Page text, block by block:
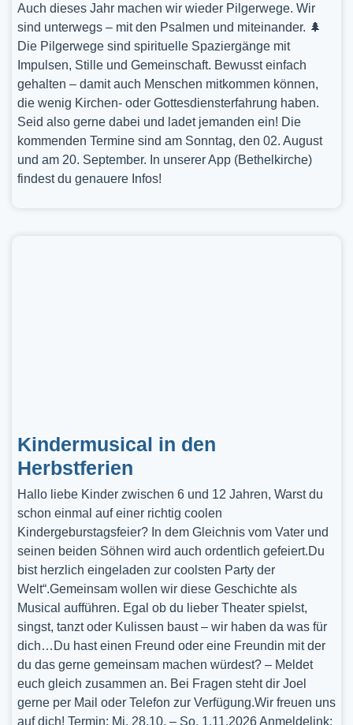
Auch dieses Jahr machen wir wieder Pilgerwege. Wir
sind unterwegs – mit den Psalmen und miteinander. 🌲
Die Pilgerwege sind spirituelle Spaziergänge mit
Impulsen, Stille und Gemeinschaft. Bewusst einfach
gehalten – damit auch Menschen mitkommen können,
die wenig Kirchen- oder Gottesdiensterfahrung haben.
Seid also gerne dabei und ladet jemanden ein! Die
kommenden Termine sind am Sonntag, den 02. August
und am 20. September. In unserer App (Bethelkirche)
findest du genauere Infos!
Kindermusical in den
Herbstferien
Hallo liebe Kinder zwischen 6 und 12 Jahren, Warst du
schon einmal auf einer richtig coolen
Kindergeburstagsfeier? In dem Gleichnis vom Vater und
seinen beiden Söhnen wird auch ordentlich gefeiert.Du
bist herzlich eingeladen zur coolsten Party der
Welt“.Gemeinsam wollen wir diese Geschichte als
Musical aufführen. Egal ob du lieber Theater spielst,
singst, tanzt oder Kulissen baust – wir haben da was für
dich…Du hast einen Freund oder eine Freundin mit der
du das gerne gemeinsam machen würdest? – Meldet
euch gleich zusammen an. Bei Fragen steht dir Joel
gerne per Mail oder Telefon zur Verfügung.Wir freuen uns
auf dich! Termin: Mi, 28.10. – So, 1.11.2026 Anmeldelink: